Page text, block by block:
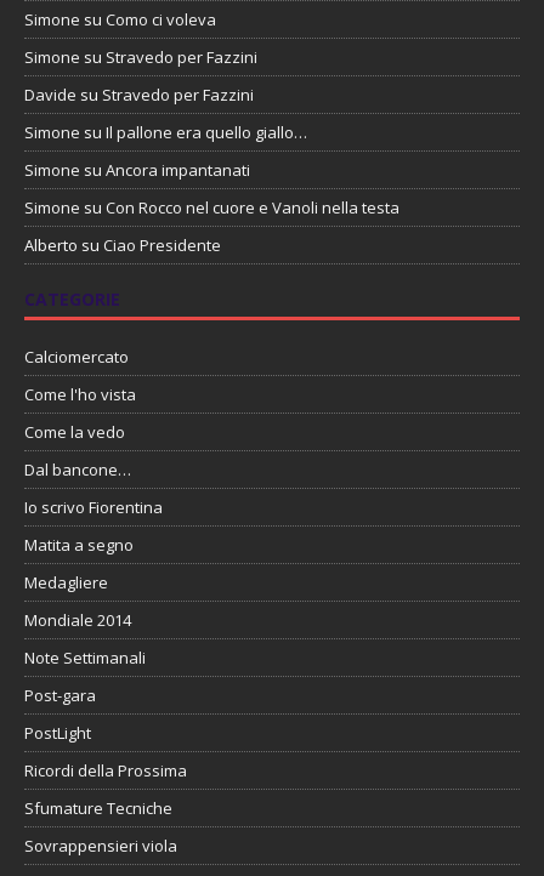
Simone su Como ci voleva
Simone su Stravedo per Fazzini
Davide su Stravedo per Fazzini
Simone su Il pallone era quello giallo…
Simone su Ancora impantanati
Simone su Con Rocco nel cuore e Vanoli nella testa
Alberto su Ciao Presidente
CATEGORIE
Calciomercato
Come l'ho vista
Come la vedo
Dal bancone…
Io scrivo Fiorentina
Matita a segno
Medagliere
Mondiale 2014
Note Settimanali
Post-gara
PostLight
Ricordi della Prossima
Sfumature Tecniche
Sovrappensieri viola